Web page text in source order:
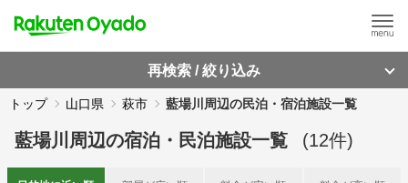
再検索 / 絞り込み
トップ 山口県 萩市 藍場川周辺の民泊・宿泊施設一覧
藍場川周辺の宿泊・民泊施設一覧 (12件)